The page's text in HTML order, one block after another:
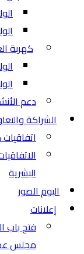
كهربة
دعم
الشراكة
البشرية
البوم الصور
إعلانات
فتح باب
مجلس